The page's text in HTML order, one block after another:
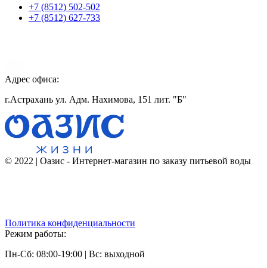
+7 (8512) 502-502
+7 (8512) 627-733
Адрес офиса:
г.Астрахань ул. Адм. Нахимова, 151 лит. "Б"
© 2022 | Оазис - Интернет-магазин по заказу питьевой воды
Политика конфиденциальности
Режим работы:
Пн-Сб: 08:00-19:00 | Вс: выходной